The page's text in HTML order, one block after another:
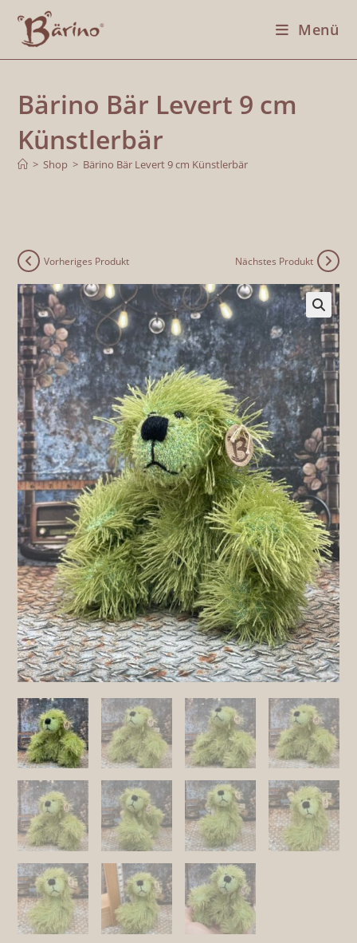
Menü
Bärino Bär Levert 9 cm
Künstlerbär
> Shop > Bärino Bär Levert 9 cm Künstlerbär
Vorheriges Produkt Nächstes Produkt